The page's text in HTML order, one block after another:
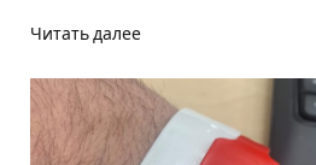
Читать далее